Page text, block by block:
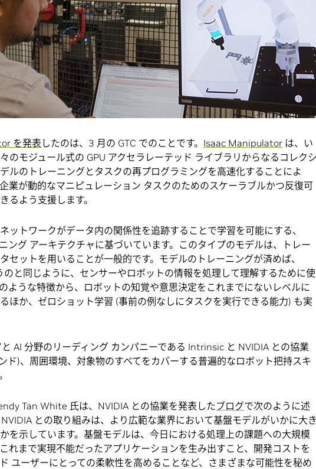
てソフトウェアと AI ロボティクスを手掛ける Intrinsic は、自律型ロボ
う複雑な分野を前進させるため、NVIDIA の AI と Isaac プラットフォー
した。
会 Automate で、Intrinsic は、NVIDIA Isaac Manipulator がもたらす基
ロボット把持と産業スケーラビリティの飛躍的発展について紹介し、AI
ョンの新たな価値を解き放ちました。
を発表 したのは、3 月の GTC でのことです。 Isaac Manipulator は、い
のモジュール式の GPU アクセラレーテッド ライブラリからなるコレクシ
ルのトレーニングとタスクの再プログラミングを高速化することによ
業が動的なマニピュレーション タスクのためのスケーラブルかつ反復可
るよう支援します。
ットワークがデータ内の関係性を追跡することで学習を可能にする、
ング アーキテクチャに基づいています。このタイプのモデルは、トレー
セットを用いることが一般的です。モデルのトレーニングが済めば、
と同じように、センサーやロボットの情報を処理して理解するために使
ような特徴から、ロボットの知覚や意思決定をこれまでにないレベルに
ほか、ゼロショット学習 (事前の例なしにタスクを実行できる能力) も実
AI 分野のリーディング カンパニーである Intrinsic と NVIDIA との協業
ド)、周囲環境、対象物のすべてをカバーする普遍的なロボット把持スキ
Tan White 氏は、NVIDIA との協業を発表したブログで次のように述
との取り組みは、より広範な業界において基盤モデルがいかに大き
を示しています。基盤モデルは、今日における処理上の課題への大規模
れまで実現不能だったアプリケーションを生み出すこと、開発コストを
ユーザーにとっての柔軟性を高めることなど、さまざまな可能性を秘め